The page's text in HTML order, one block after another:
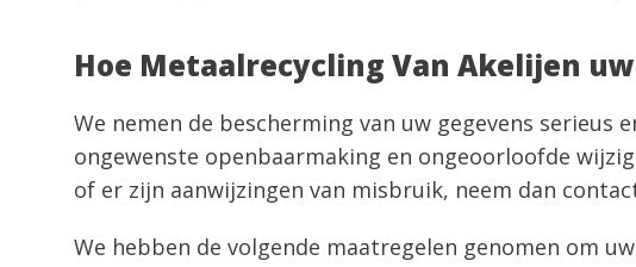
Hoe Metaalrecycling Van Akelijen
We nemen de bescherming van uw gegevens
ongewenste openbaarmaking en ongeoorloofde
of er zijn aanwijzingen van misbruik, neem dan
We hebben de volgende maatregelen genomen om